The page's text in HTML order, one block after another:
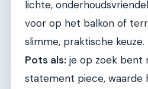
lichte,
voor op het balkon of
slimme, praktische keuze.
Pots als: je op zoek bent
statement piece, waarde